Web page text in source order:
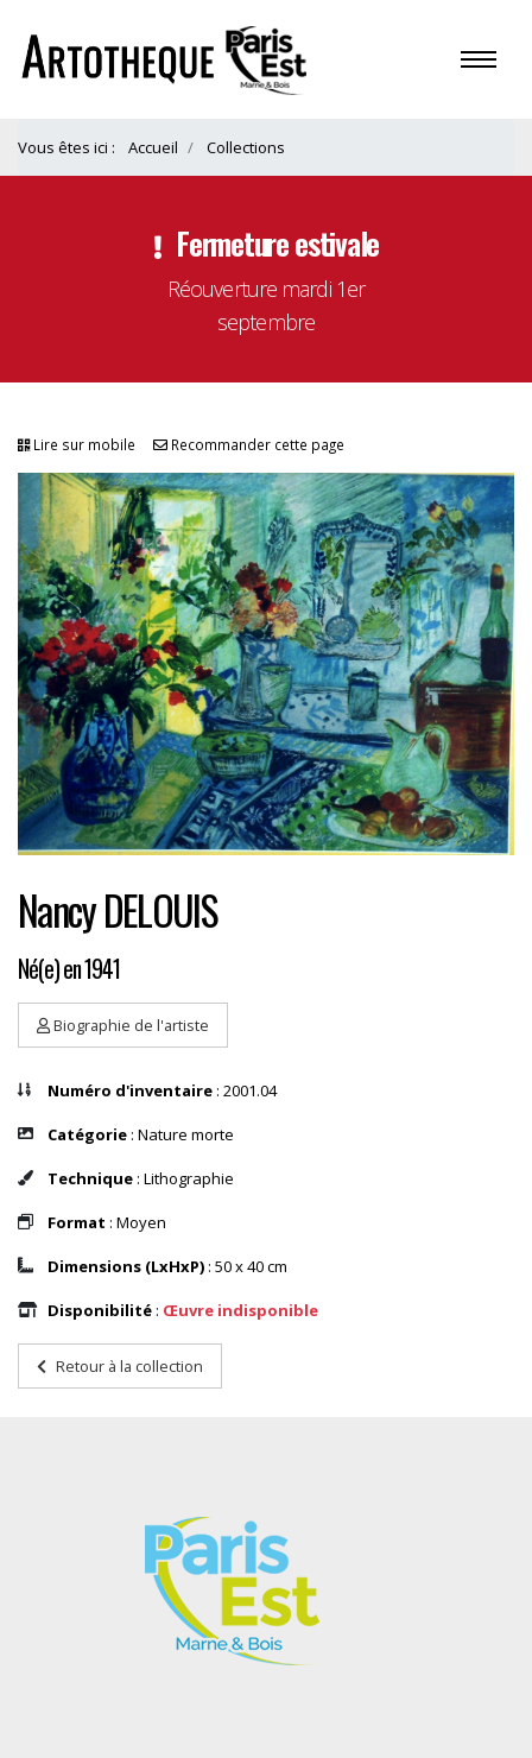
Vous êtes ici : Accueil Collections
Fermeture estivale
Réouverture mardi 1er
septembre
Lire sur mobile Recommander cette page
Nancy DELOUIS
Né(e) en 1941
Biographie de l'artiste
Numéro d'inventaire : 2001.04
Catégorie : Nature morte
Technique : Lithographie
Format : Moyen
Dimensions (LxHxP) : 50 x 40 cm
Disponibilité : Œuvre indisponible
Retour à la collection